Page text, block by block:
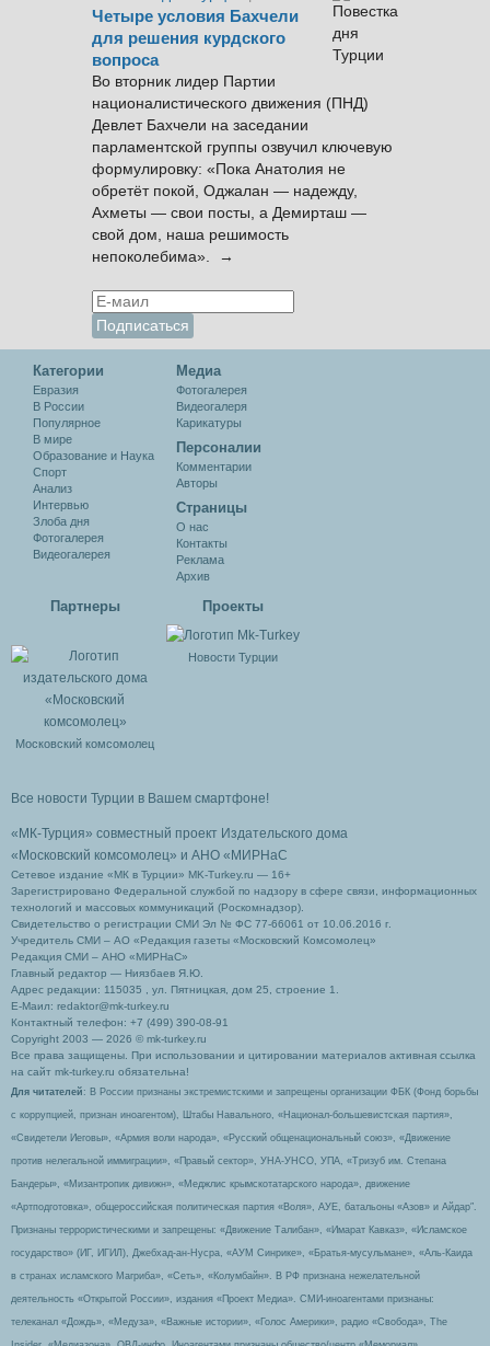
Четыре условия Бахчели
для решения курдского
вопроса
Во вторник лидер Партии
националистического движения (ПНД)
Девлет Бахчели на заседании
парламентской группы озвучил ключевую
формулировку: «Пока Анатолия не
обретёт покой, Оджалан — надежду,
Ахметы — свои посты, а Демирташ —
свой дом, наша решимость
непоколебима». →
Категории
Евразия
В России
Популярное
В мире
Образование и Наука
Спорт
Анализ
Интервью
Злоба дня
Фотогалерея
Видеогалерея
Медиа
Фотогалерея
Видеогалеря
Карикатуры
Персоналии
Комментарии
Авторы
Cтраницы
О нас
Контакты
Реклама
Архив
Партнеры
Московский комсомолец
Проекты
Новости Турции
Все новости Турции в Вашем смартфоне!
«МК-Турция» совместный проект Издательского дома
«Московский комсомолец» и АНО «МИРНаС
Сетевое издание «МК в Турции» MK-Turkey.ru — 16+
Зарегистрировано Федеральной службой по надзору в сфере связи, информационных
технологий и массовых коммуникаций (Роскомнадзор).
Свидетельство о регистрации СМИ Эл № ФС 77-66061 от 10.06.2016 г.
Учредитель СМИ – АО «Редакция газеты «Московский Комсомолец»
Редакция СМИ – АНО «МИРНаС»
Главный редактор — Ниязбаев Я.Ю.
Адрес редакции: 115035 , ул. Пятницкая, дом 25, строение 1.
Е-Маил: redaktor@mk-turkey.ru
Контактный телефон: +7 (499) 390-08-91
Copyright 2003 — 2026 © mk-turkey.ru
Все права защищены. При использовании и цитировании материалов активная ссылка
на сайт mk-turkey.ru обязательна!
Для читателей : В России признаны экстремистскими и запрещены организации ФБК (Фонд борьбы
с коррупцией, признан иноагентом), Штабы Навального, «Национал-большевистская партия»,
«Свидетели Иеговы», «Армия воли народа», «Русский общенациональный союз», «Движение
против нелегальной иммиграции», «Правый сектор», УНА-УНСО, УПА, «Тризуб им. Степана
Бандеры», «Мизантропик дивижн», «Меджлис крымскотатарского народа», движение
«Артподготовка», общероссийская политическая партия «Воля», АУЕ, батальоны «Азов» и Айдар″.
Признаны террористическими и запрещены: «Движение Талибан», «Имарат Кавказ», «Исламское
государство» (ИГ, ИГИЛ), Джебхад-ан-Нусра, «АУМ Синрике», «Братья-мусульмане», «Аль-Каида
в странах исламского Магриба», «Сеть», «Колумбайн». В РФ признана нежелательной
деятельность «Открытой России», издания «Проект Медиа». СМИ-иноагентами признаны:
телеканал «Дождь», «Медуза», «Важные истории», «Голос Америки», радио «Свобода», The